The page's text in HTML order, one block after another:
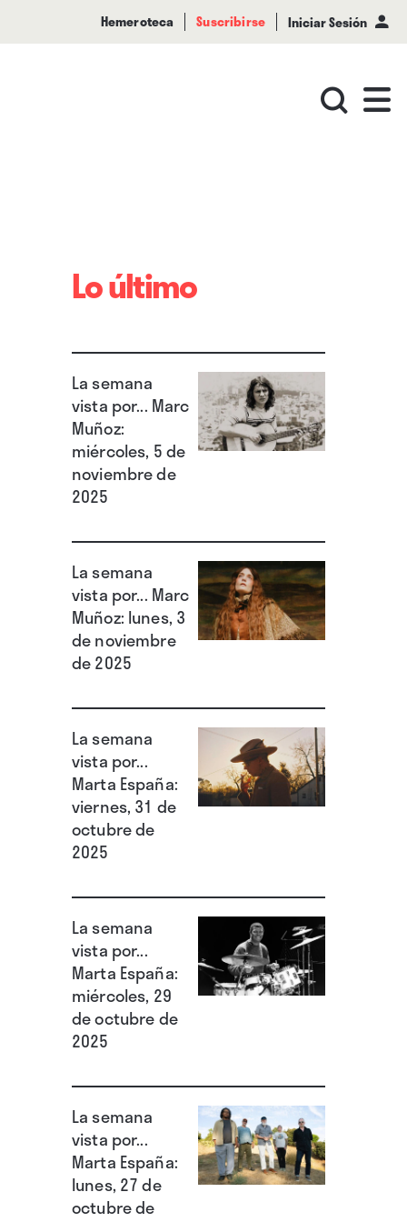
Hemeroteca Suscribirse Iniciar Sesión
Lo último
La semana
vista por... Marc
Muñoz:
miércoles, 5 de
noviembre de
2025
La semana
vista por... Marc
Muñoz: lunes, 3
de noviembre
de 2025
La semana
vista por...
Marta España:
viernes, 31 de
octubre de
2025
La semana
vista por...
Marta España:
miércoles, 29
de octubre de
2025
La semana
vista por...
Marta España:
lunes, 27 de
octubre de